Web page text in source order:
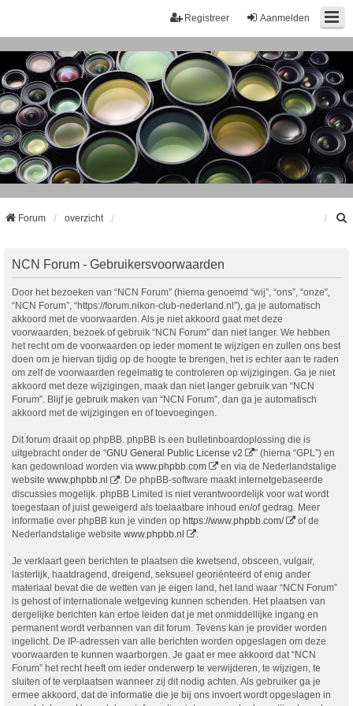
Aanmelden
Registreer
Forum overzicht
NCN Forum - Gebruikersvoorwaarden
Door het bezoeken van “NCN Forum” (hierna genoemd “wij”, “ons”, “onze”,
“NCN Forum”, “https://forum.nikon-club-nederland.nl”), ga je automatisch
akkoord met de voorwaarden. Als je niet akkoord gaat met deze
voorwaarden, bezoek of gebruik “NCN Forum” dan niet langer. We hebben
het recht om de voorwaarden op ieder moment te wijzigen en zullen ons best
doen om je hiervan tijdig op de hoogte te brengen, het is echter aan te raden
om zelf de voorwaarden regelmatig te controleren op wijzigingen. Ga je niet
akkoord met deze wijzigingen, maak dan niet langer gebruik van “NCN
Forum”. Blijf je gebruik maken van “NCN Forum”, dan ga je automatisch
akkoord met de wijzigingen en of toevoegingen.
Dit forum draait op phpBB. phpBB is een bulletinboardoplossing die is
uitgebracht onder de “GNU General Public License v2
” (hierna “GPL”) en
kan gedownload worden via www.phpbb.com
en via de Nederlandstalige
website www.phpbb.nl
. De phpBB-software maakt internetgebaseerde
discussies mogelijk. phpBB Limited is niet verantwoordelijk voor wat wordt
toegestaan of juist geweigerd als toelaatbare inhoud en/of gedrag. Meer
informatie over phpBB kun je vinden op https://www.phpbb.com/
of de
Nederlandstalige website www.phpbb.nl .
Je verklaart geen berichten te plaatsen die kwetsend, obsceen, vulgair,
lasterlijk, haatdragend, dreigend, seksueel georiënteerd of enig ander
materiaal bevat die de wetten van je eigen land, het land waar “NCN Forum”
is gehost of internationale wetgeving kunnen schenden. Het plaatsen van
dergelijke berichten kan ertoe leiden dat je met onmiddellijke ingang en
permanent wordt verbannen van dit forum. Tevens kan je provider worden
ingelicht. De IP-adressen van alle berichten worden opgeslagen om deze
voorwaarden te kunnen waarborgen. Je gaat er mee akkoord dat “NCN
Forum” het recht heeft om ieder onderwerp te verwijderen, te wijzigen, te
sluiten of te verplaatsen wanneer zij dit nodig achten. Als gebruiker ga je
ermee akkoord, dat de informatie die je bij ons invoert wordt opgeslagen in